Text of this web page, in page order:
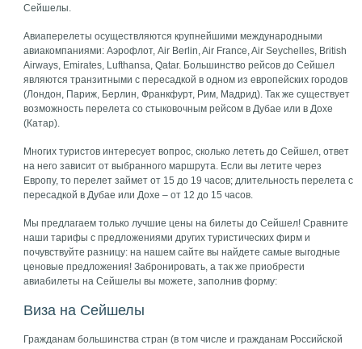
Сейшелы.
Авиаперелеты осуществляются крупнейшими международными
авиакомпаниями: Аэрофлот, Air Berlin, Air France, Air Seychelles, British
Airways, Emirates, Lufthansa, Qatar. Большинство рейсов до Сейшел
являются транзитными с пересадкой в одном из европейских городов
(Лондон, Париж, Берлин, Франкфурт, Рим, Мадрид). Так же существует
возможность перелета со стыковочным рейсом в Дубае или в Дохе
(Катар).
Многих туристов интересует вопрос, сколько лететь до Сейшел, ответ
на него зависит от выбранного маршрута. Если вы летите через
Европу, то перелет займет от 15 до 19 часов; длительность перелета с
пересадкой в Дубае или Дохе – от 12 до 15 часов.
Мы предлагаем только лучшие цены на билеты до Сейшел! Сравните
наши тарифы с предложениями других туристических фирм и
почувствуйте разницу: на нашем сайте вы найдете самые выгодные
ценовые предложения! Забронировать, а так же приобрести
авиабилеты на Сейшелы вы можете, заполнив форму:
Виза на Сейшелы
Гражданам большинства стран (в том числе и гражданам Российской